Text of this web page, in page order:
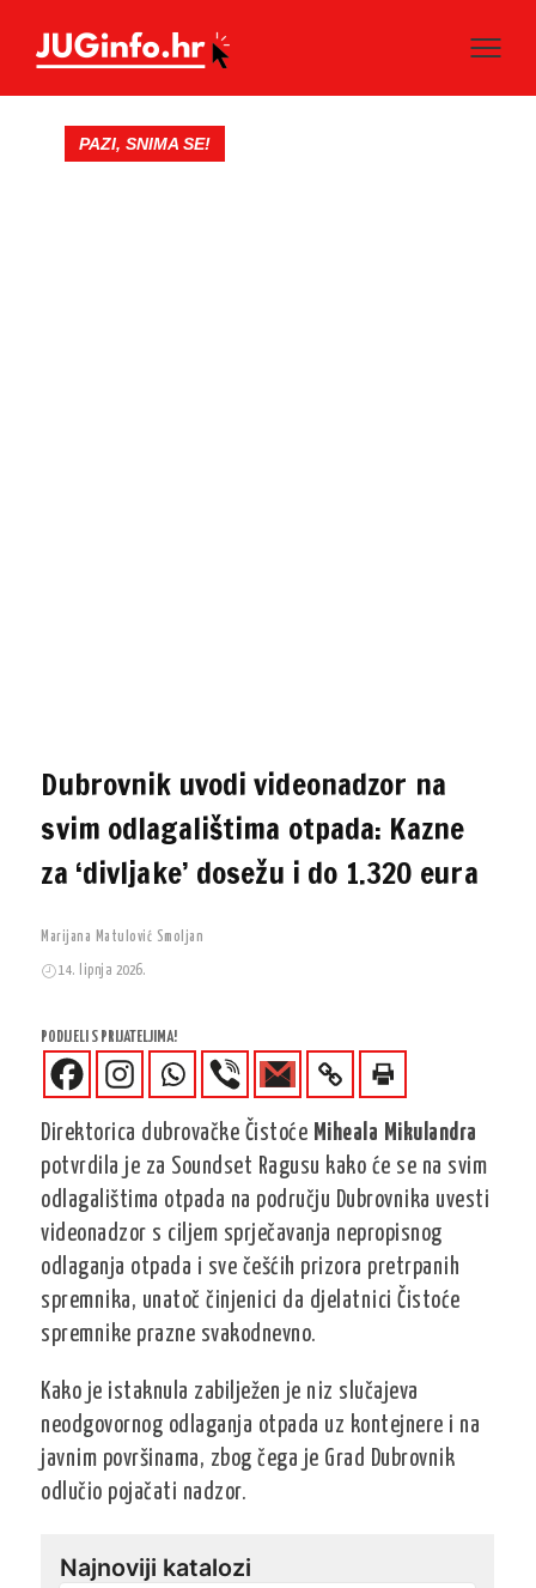
PAZI, SNIMA SE!
Dubrovnik uvodi videonadzor na
svim odlagalištima otpada: Kazne
za ‘divljake’ dosežu i do 1.320 eura
Marijana Matulović Smoljan
14. lipnja 2026.
PODIJELI S PRIJATELJIMA!
Direktorica dubrovačke Čistoće Miheala Mikulandra
potvrdila je za Soundset Ragusu kako će se na svim
odlagalištima otpada na području Dubrovnika uvesti
videonadzor s ciljem sprječavanja nepropisnog
odlaganja otpada i sve češćih prizora pretrpanih
spremnika, unatoč činjenici da djelatnici Čistoće
spremnike prazne svakodnevno.
Kako je istaknula zabilježen je niz slučajeva
neodgovornog odlaganja otpada uz kontejnere i na
javnim površinama, zbog čega je Grad Dubrovnik
odlučio pojačati nadzor.